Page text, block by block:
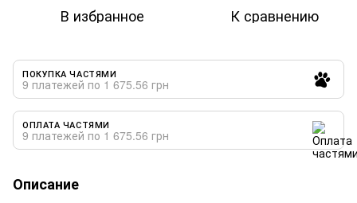
В избранное К сравнению
ПОКУПКА ЧАСТЯМИ
9 платежей по 1 675.56 грн
ОПЛАТА ЧАСТЯМИ
9 платежей по 1 675.56 грн
Описание